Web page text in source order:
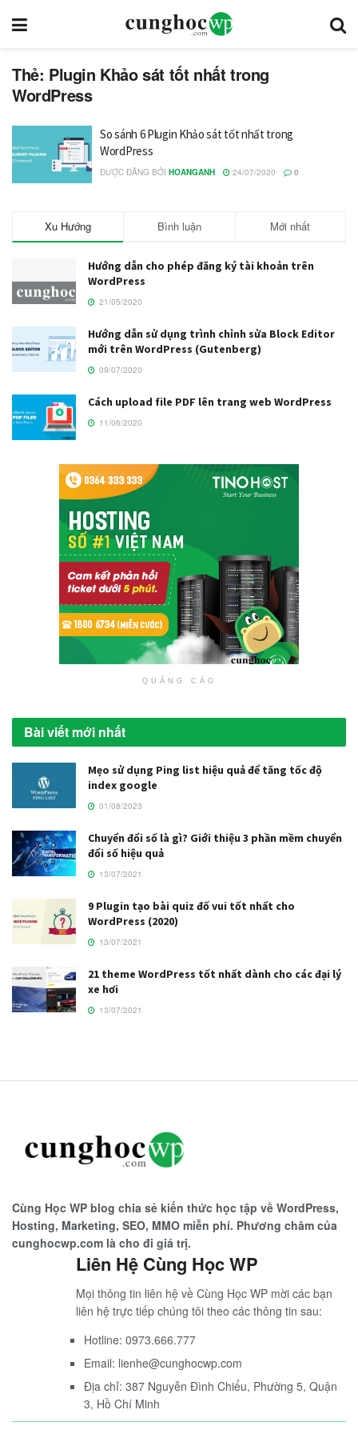
Thẻ: Plugin Khảo sát tốt nhất trong
WordPress
So sánh 6 Plugin Khảo sát tốt nhất trong
WordPress
ĐƯỢC ĐĂNG BỞI HOANGANH 24/07/2020 0
Xu Hướng Bình luận Mới nhất
Hướng dẫn cho phép đăng ký tài khoản trên
WordPress
21/05/2020
Hướng dẫn sử dụng trình chỉnh sửa Block Editor
mới trên WordPress (Gutenberg)
09/07/2020
Cách upload file PDF lên trang web WordPress
11/06/2020
QUẢNG CÁO
Bài viết mới nhất
Mẹo sử dụng Ping list hiệu quả để tăng tốc độ
index google
01/08/2023
Chuyển đổi số là gì? Giới thiệu 3 phần mềm chuyển
đổi số hiệu quả
13/07/2021
9 Plugin tạo bài quiz đố vui tốt nhất cho
WordPress (2020)
13/07/2021
21 theme WordPress tốt nhất dành cho các đại lý
xe hơi
13/07/2021
Cùng Học WP blog chia sẻ kiến thức học tập về WordPress,
Hosting, Marketing, SEO, MMO miễn phí. Phương châm của
cunghocwp.com là cho đi giá trị.
Liên Hệ Cùng Học WP
Mọi thông tin liên hệ về Cùng Học WP mời các bạn
liên hệ trực tiếp chúng tôi theo các thông tin sau:
Hotline: 0973.666.777
Email: lienhe@cunghocwp.com
Địa chỉ: 387 Nguyễn Đình Chiểu, Phường 5, Quận
3, Hồ Chí Minh